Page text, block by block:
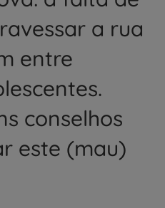
a rua
entre
conselhos
este (mau)